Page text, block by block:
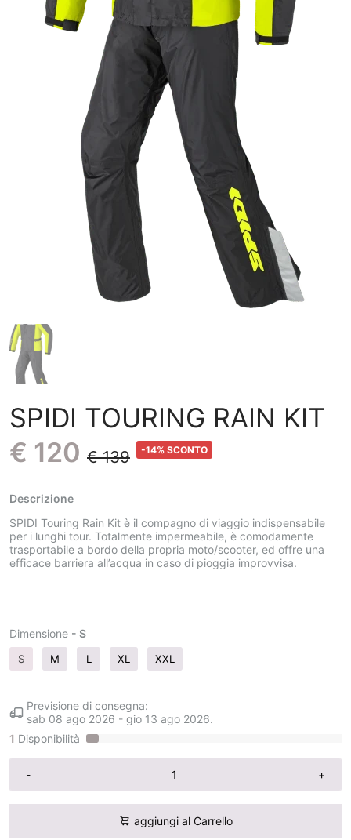
SPIDI TOURING RAIN KIT
€ 120 € 139 -14% SCONTO
Descrizione
SPIDI Touring Rain Kit è il compagno di viaggio indispensabile
per i lunghi tour. Totalmente impermeabile, è comodamente
trasportabile a bordo della propria moto/scooter, ed offre una
efficace barriera all’acqua in caso di pioggia improvvisa.
Dimensione - S
S M L XL XXL
Previsione di consegna:
sab 08 ago 2026 - gio 13 ago 2026.
1 Disponibilità
- +
aggiungi al Carrello